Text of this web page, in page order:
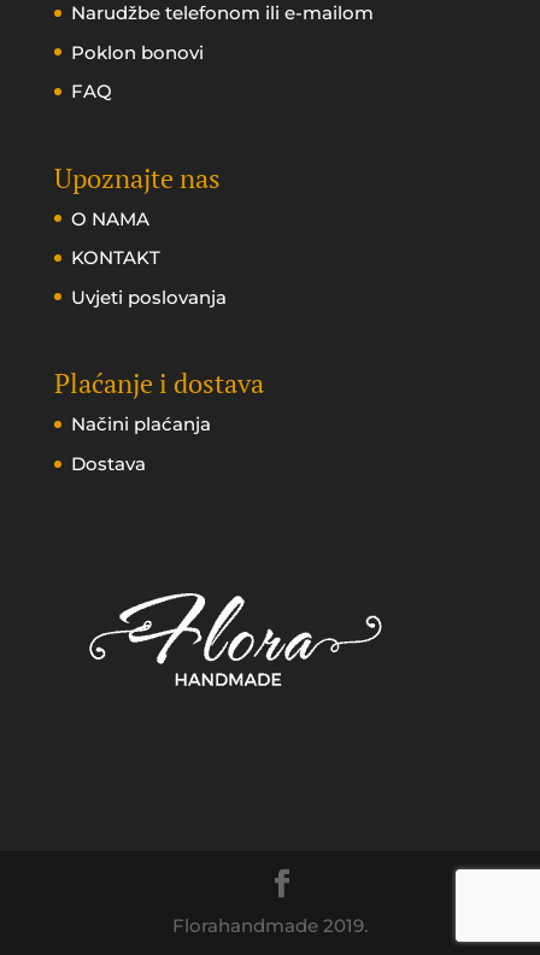
Narudžbe telefonom ili e-mailom
Poklon bonovi
FAQ
Upoznajte nas
O NAMA
KONTAKT
Uvjeti poslovanja
Plaćanje i dostava
Načini plaćanja
Dostava
Florahandmade 2019.